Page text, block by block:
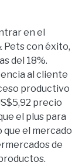
en el
Pets con éxito,
del 18%.
al cliente
productivo
precio
el plus para
el mercado
de